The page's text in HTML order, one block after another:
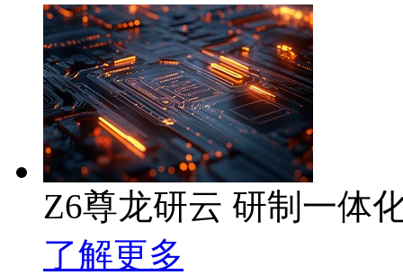
Z6尊龙研云 研制一体
了解更多